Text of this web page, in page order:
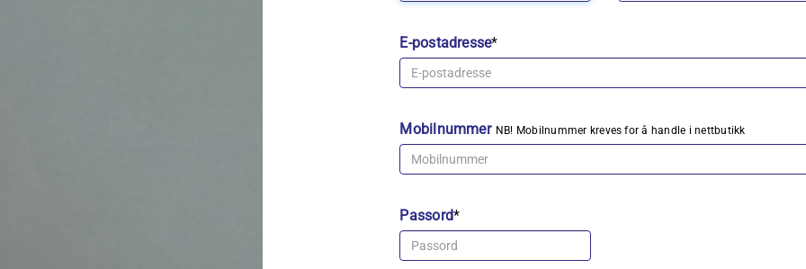
E-postadresse*
Mobilnummer NB! Mobilnummer kreves for å handle i nettbutikk
Passord*